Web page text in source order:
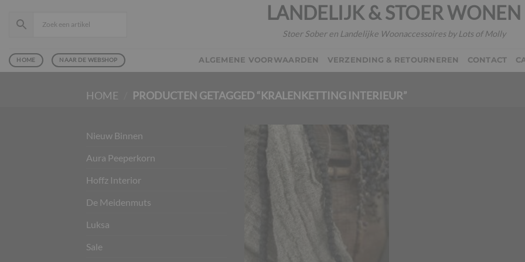
naar
LANDELIJK & STOER WONEN
Stoer Sober en Landelijke Woonaccessoires by Lots of Molly
HOME NAAR DE WEBSHOP ALGEMENE VOORWAARDEN VERZENDING & RETOURNEREN CONTACT
HOME PRODUCTEN GETAGGED “KRALENKETTING INTERIEUR”
Nieuw Binnen
Aura Peeperkorn
Hoffz Interior
De Meidenmuts
Luksa
Sale